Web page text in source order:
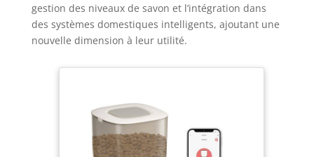
gestion des niveaux de savon et l’intégration dans
des systèmes domestiques intelligents, ajoutant une
nouvelle dimension à leur utilité.